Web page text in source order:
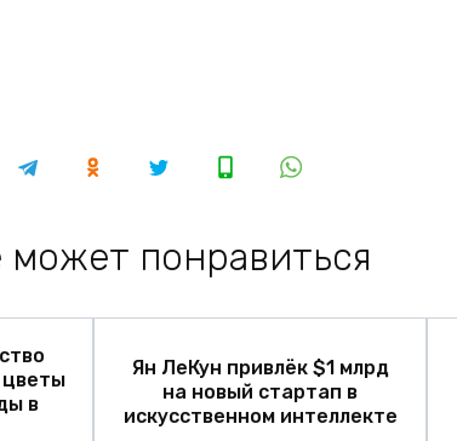
понравиться
цветы
в
Ян ЛеКун привлёк $1 млрд
на новый стартап в
искусственном интеллекте